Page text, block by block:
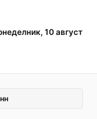
10 август